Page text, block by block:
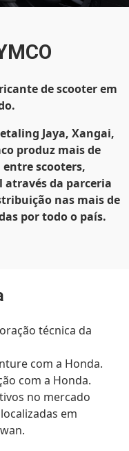
de scooter em
Jaya, Xangai,
produz mais de
entre scooters,
através da parceria
nas mais de
por todo o país.
técnica da
com a Honda.
com a Honda.
no mercado
em